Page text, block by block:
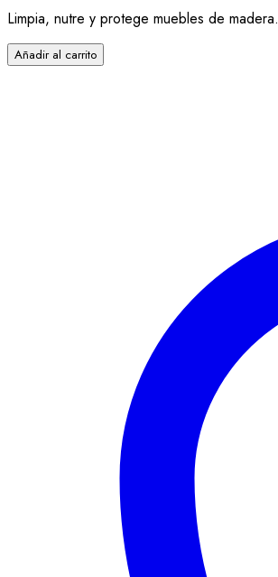
Limpia, nutre y protege muebles de madera.
Aceite
Añadir al carrito